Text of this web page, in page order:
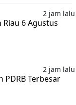
2 jam lalu
Riau 6 Agustus
2 jam lalu
PDRB Terbesar